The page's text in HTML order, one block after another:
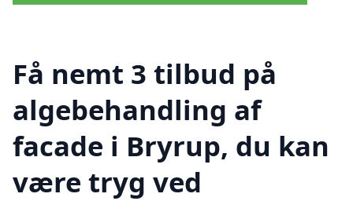
Få nemt 3 tilbud på
algebehandling af
facade i Bryrup, du kan
være tryg ved